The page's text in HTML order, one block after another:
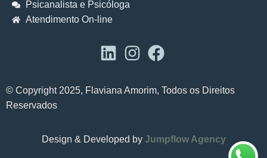
Psicanalista e Psicóloga
Atendimento On-line
© Copyright 2025, Flaviana Amorim, Todos os Direitos
Reservados
Design & Developed by Jumpflow Agency